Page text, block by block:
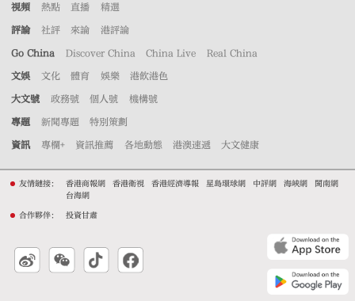
視頻 熱點 直播 精選
評論 社評 來論 港評論
Go China Discover China China Live Real China
文娛 文化 體育 娛樂 港飲港色
大文號 政務號 個人號 機構號
專題 新聞專題 特別策劃
資訊 專欄+ 資訊推薦 各地動態 港澳速遞 大文健康
友情鏈接： 香港商報網 香港衛視 香港經濟導報 星島環球網 中評網 海峽網
閩南網
台海網
合作夥伴： 投資甘肅